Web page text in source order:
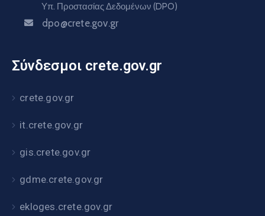
Υπ. Προστασίας Δεδομένων (DPO)
dpo@crete.gov.gr
Σύνδεσμοι crete.gov.gr
crete.gov.gr
it.crete.gov.gr
gis.crete.gov.gr
gdme.crete.gov.gr
ekloges.crete.gov.gr